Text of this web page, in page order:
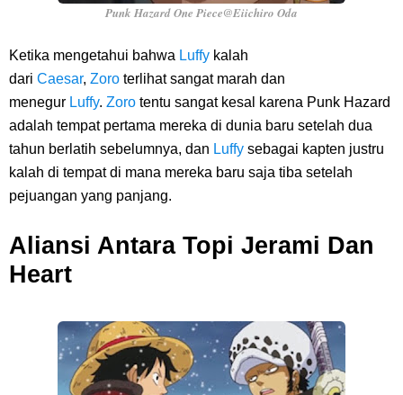
Punk Hazard One Piece@Eiichiro Oda
Ketika mengetahui bahwa Luffy kalah
dari Caesar, Zoro terlihat sangat marah dan
menegur Luffy. Zoro tentu sangat kesal karena Punk Hazard
adalah tempat pertama mereka di dunia baru setelah dua
tahun berlatih sebelumnya, dan Luffy sebagai kapten justru
kalah di tempat di mana mereka baru saja tiba setelah
pejuangan yang panjang.
Aliansi Antara Topi Jerami Dan
Heart